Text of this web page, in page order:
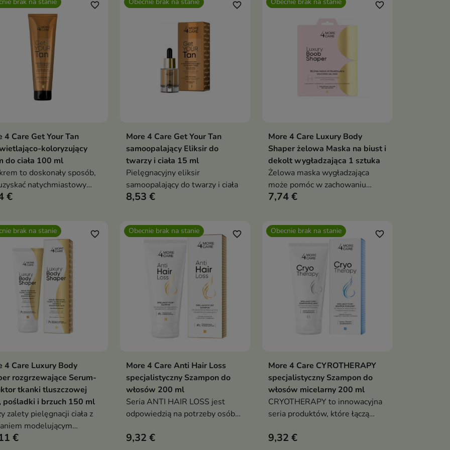
Pokaż szczegóły
favorite_border
4 Care Get Your Tan
koloryzujący
do ciała 100 ml
to doskonały sposób,
natychmiastowy
skóry muśniętej słońcem,
€
Pokaż szczegóły
favorite_border
More 4 Care Get Your Tan
samoopalający Eliksir do
twarzy i ciała 15 ml
Pielęgnacyjny eliksir
samoopalający do twarzy i ciała
8,53 €
Pokaż szczegóły
favorite_border
More 4 Care Luxury Body
Shaper żelowa Maska na biust i
dekolt wygładzająca 1 sztuka
Żelowa maska wygładzająca
może pomóc w zachowaniu
młodszego i bardziej jędrnego
7,74 €
brak na stanie
Pokaż szczegóły
favorite_border
4 Care Luxury Body
rozgrzewające Serum-
tkanki tluszczowej
pośladki i brzuch 150 ml
zalety pielęgnacji ciała z
modelującym
€
Obecnie brak na stanie
Pokaż szczegóły
favorite_border
More 4 Care Anti Hair Loss
specjalistyczny Szampon do
włosów 200 ml
Seria ANTI HAIR LOSS jest
odpowiedzią na potrzeby osób
wypadania włosów i osłabioną
9,32 €
Obecnie brak na stanie
Pokaż szczegóły
favorite_border
More 4 Care CYROTHERAPY
specjalistyczny Szampon do
włosów micelarny 200 ml
CRYOTHERAPY to innowacyjna
seria produktów, które łączą
profesjonalną pielęgnacją
9,32 €